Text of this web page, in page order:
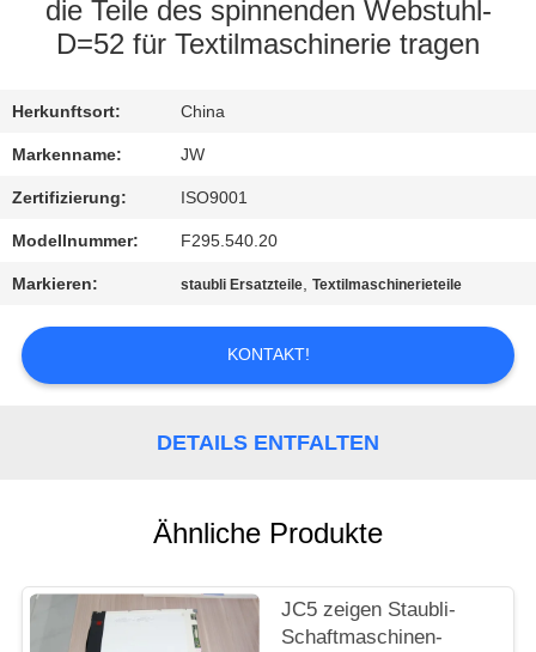
KONTAKT
NACHRICHTEN
REFERENZEN
SITEMAP
PRIVACY
POLICY
die Teile des spinnenden Webstuhl-
D=52 für Textilmaschinerie tragen
Herkunftsort: China
Markenname: JW
Zertifizierung: ISO9001
Modellnummer: F295.540.20
Markieren: staubli Ersatzteile,Textilmaschinerieteile
KONTAKT!
DETAILS ENTFALTEN
Ähnliche Produkte
JC5 zeigen Staubli-
Schaftmaschinen-